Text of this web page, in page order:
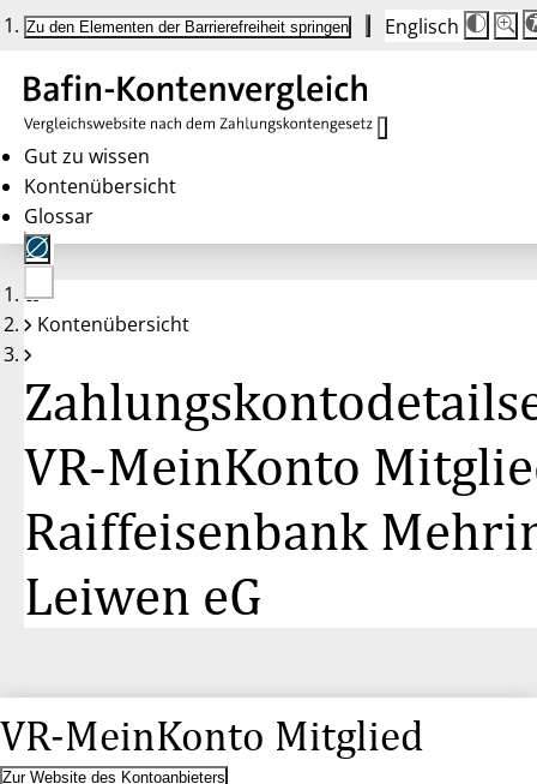
Zu den Elementen der Barrierefreiheit springen Englisch
Die
auf
100
100
Gut zu wissen
Kontenübersicht
Glossar
Keine
Konten
Kontenübersicht
VR-MeinKonto
Raiffeisenbank
Leiwen eG
VR-MeinKonto Mitglied
Zur Website des Kontoanbieters